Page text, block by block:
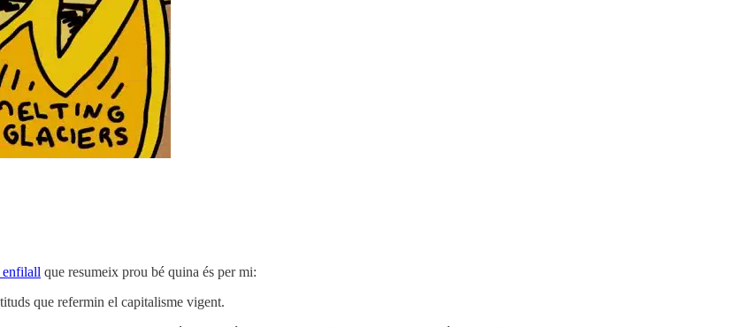
enfilall que resumeix prou bé quina és per mi:
que refermin el capitalisme vigent.